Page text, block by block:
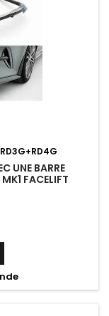
UNE BARRE
FACELIFT